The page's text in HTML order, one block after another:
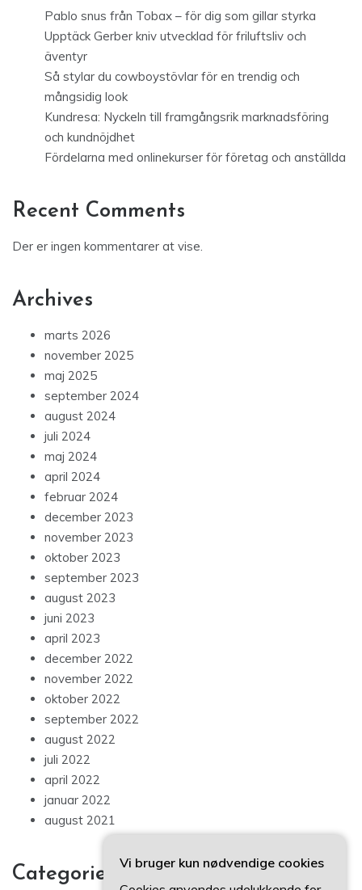
Pablo snus från Tobax – för dig som gillar styrka
Upptäck Gerber kniv utvecklad för friluftsliv och
äventyr
Så stylar du cowboystövlar för en trendig och
mångsidig look
Kundresa: Nyckeln till framgångsrik marknadsföring
och kundnöjdhet
Fördelarna med onlinekurser för företag och anställda
Recent Comments
Der er ingen kommentarer at vise.
Archives
marts 2026
november 2025
maj 2025
september 2024
august 2024
juli 2024
maj 2024
april 2024
februar 2024
december 2023
november 2023
oktober 2023
september 2023
august 2023
juni 2023
april 2023
december 2022
november 2022
oktober 2022
september 2022
august 2022
juli 2022
april 2022
januar 2022
august 2021
Categories
Vi bruger kun nødvendige cookies